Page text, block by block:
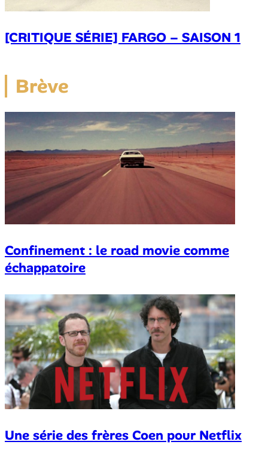
[CRITIQUE SÉRIE] FARGO – SAISON 1
Brève
Confinement : le road movie comme
échappatoire
Une série des frères Coen pour Netflix